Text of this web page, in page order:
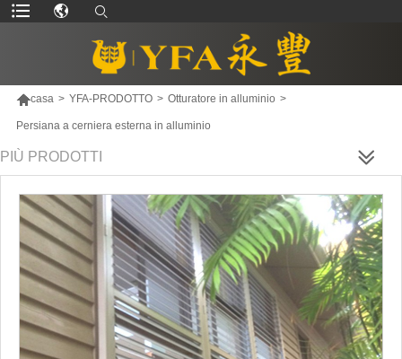
casa > YFA-PRODOTTO > Otturatore in alluminio >
Persiana a cerniera esterna in alluminio
PIÙ PRODOTTI